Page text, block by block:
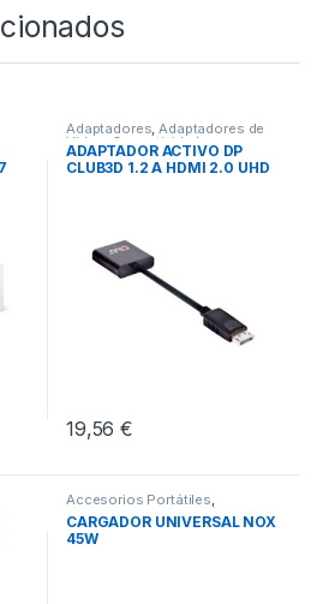
Adaptadores,Adaptadores de
Video,Conectividad
ADAPTADOR ACTIVO DP
CLUB3D 1.2 A HDMI 2.0 UHD
19,56€
Accesorios Portátiles,
Cargadores para Portátiles,
Conectividad
CARGADOR UNIVERSAL NOX
45W